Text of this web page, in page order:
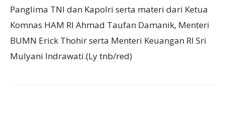
Panglima TNI dan Kapolri serta materi dari Ketua
Komnas HAM RI Ahmad Taufan Damanik, Menteri
BUMN Erick Thohir serta Menteri Keuangan RI Sri
Mulyani Indrawati.(Ly tnb/red)